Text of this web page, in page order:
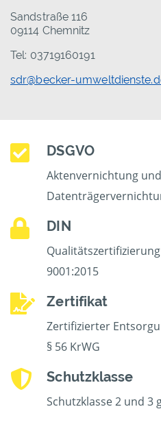
Sandstraße 116
09114 Chemnitz
Tel: 03719160191
sdr@becker-
DSGVO
Aktenvernichtung und
DIN
Qualitätszertifizierung
9001:2015
Zertifikat
Zertifizierter
§ 56 KrWG
Schutzklasse
Schutzklasse 2 und 3